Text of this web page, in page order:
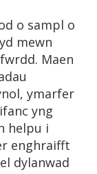
o sampl o
mewn
Maen
ymarfer
yng
helpu i
enghraifft
dylanwad